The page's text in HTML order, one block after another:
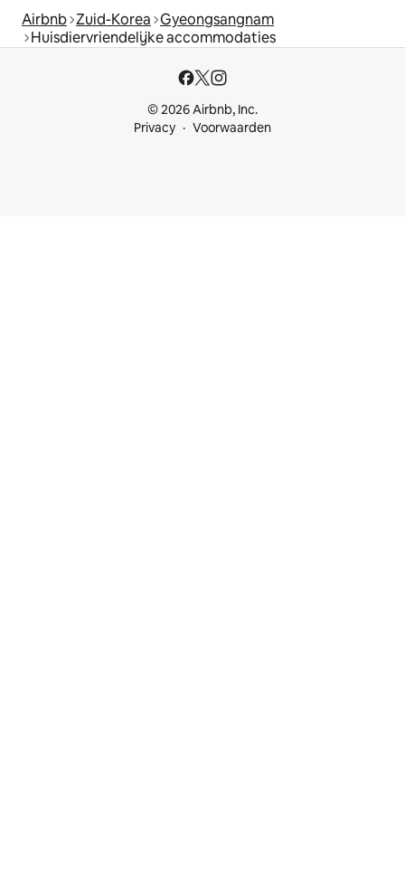
Airbnb Zuid-Korea Gyeongsangnam
Huisdiervriendelijke accommodaties
© 2026 Airbnb, Inc.
Privacy
Voorwaarden